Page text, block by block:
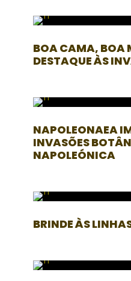
BOA CAMA, BOA
DESTAQUE ÀS
NAPOLEONAEA
INVASÕES
NAPOLEÓNICA
BRINDE ÀS